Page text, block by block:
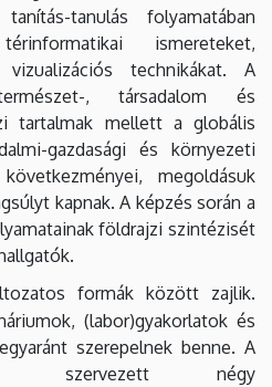
tanulás folyamatában
ismereteket,
technikákat. A
, társadalom és
tartalmak mellett a globális
gazdasági és környezeti
megoldásuk
kapnak. A képzés során a
földrajzi szintézisét
formák között zajlik.
(labor)gyakorlatok és
szerepelnek benne. A
szervezett négy